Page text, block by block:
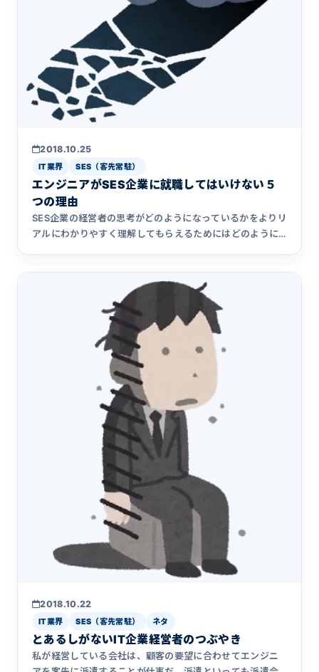
2018.10.25
IT業界 SES（客先常駐）
エンジニアがSES企業に就職してはいけない５
つの理由
SES企業の経営者の思考がどのようになっているかをよりリ
アルにわかりやすく理解してもらえるためにはどのように
2018.10.22
IT業界 SES（客先常駐） ネタ
とあるしがないIT企業経営者のつぶやき
私が経営している会社は、顧客の要望に合わせてエンジニ